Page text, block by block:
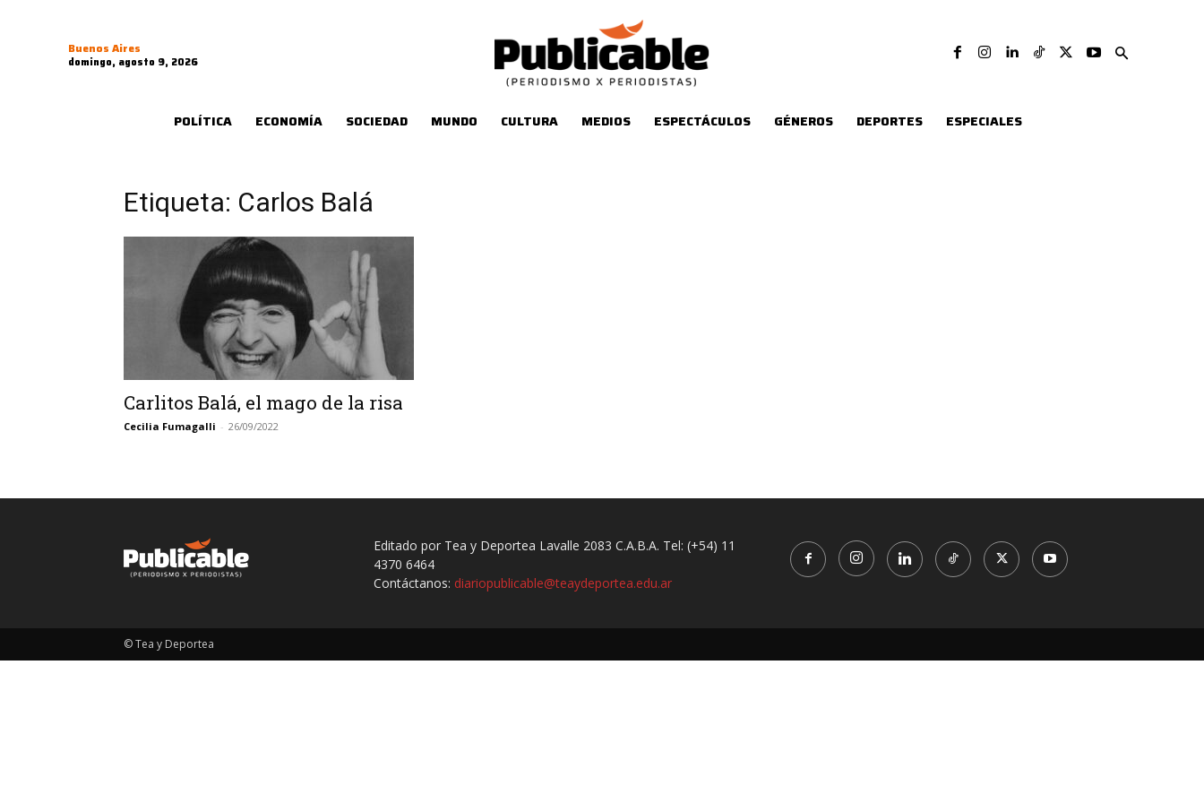
Buenos Aires
domingo, agosto 9, 2026
POLÍTICA ECONOMÍA SOCIEDAD MUNDO CULTURA MEDIOS ESPECTÁCULOS GÉNEROS DEPORTES ESPECIALES
Etiqueta: Carlos Balá
Carlitos Balá, el mago de la risa
Cecilia Fumagalli - 26/09/2022
Editado por Tea y Deportea Lavalle 2083 C.A.B.A. Tel: (+54) 11
4370 6464
Contáctanos: diariopublicable@teaydeportea.edu.ar
© Tea y Deportea